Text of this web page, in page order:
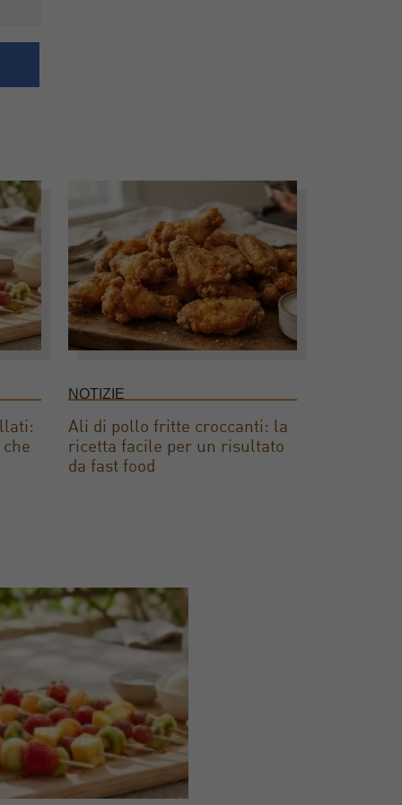
NOTIZIE
Ali di pollo fritte croccanti: la
ricetta facile per un risultato
da fast food